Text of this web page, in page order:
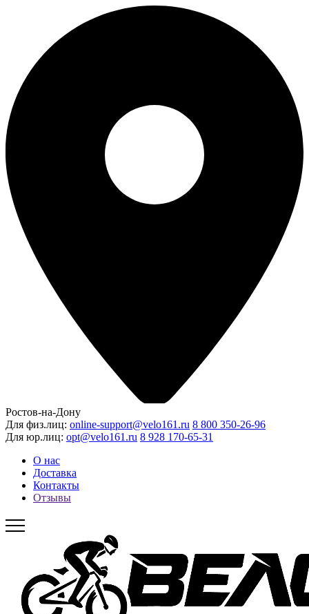
Ростов-на-Дону
Для физ.лиц: online-support@velo161.ru 8 800 350-26-96
Для юр.лиц: opt@velo161.ru 8 928 170-65-31
О нас
Доставка
Контакты
Отзывы